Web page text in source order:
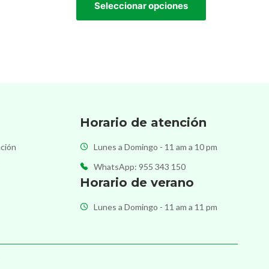
Seleccionar opciones
Horario de atención
Lunes a Domingo - 11 am a 10 pm
WhatsApp: 955 343 150
Horario de verano
Lunes a Domingo - 11 am a 11 pm